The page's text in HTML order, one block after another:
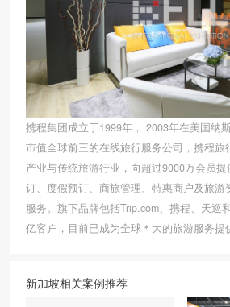
携程集团成立于1999年， 2003年在美国纳
市值全球前三的在线旅行服务公司，携程旅
产业与传统旅游行业，向超过9000万会员
订、度假预订、商旅管理、特惠商户及旅游
服务。旗下品牌包括Trip.com、携程、天巡
亿客户，目前已成为全球＊大的旅游服务提
新加坡相关案例推荐